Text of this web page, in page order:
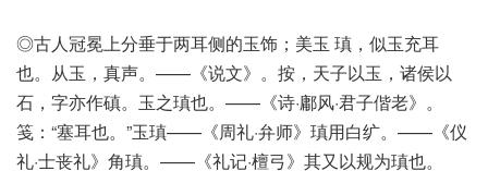
◎古人冠冕上分垂于两耳侧的玉饰；美玉 瑱，似玉充耳
也。从玉，真声。——《说文》。按，天子以玉，诸侯以
石，字亦作磌。玉之瑱也。——《诗·鄘风·君子偕老》。
笺：“塞耳也。”玉瑱——《周礼·弁师》瑱用白纩。——《仪
礼·士丧礼》角瑱。——《礼记·檀弓》其又以规为瑱也。